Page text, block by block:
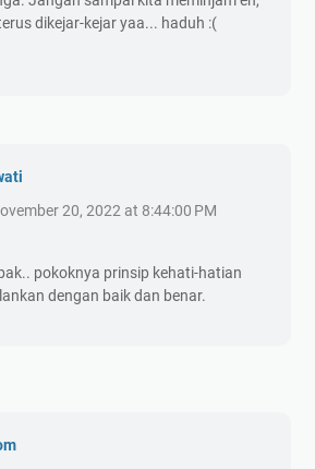
dikejar-kejar yaa... haduh :(
20, 2022 at 8:44:00 PM
pokoknya prinsip kehati-hatian
dengan baik dan benar.